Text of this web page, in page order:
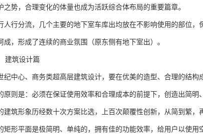
之势，合理变化的体量也成为活跃综合体布局的重要篇章。
人行分流，几个主要的地下室车库出均放在不影响使用的部位
成，形成了连续的商业氛围（原东侧有地下室出）。
筑设计篇
纪中心、商务类超高层建筑设计，要在优美的造型、合理的结构
原则是：必须在保证使用效率和合理成本的前提下，创造出简明
建筑形象历经数十次方案比选，上百次颠覆性创新，从简到繁，
矩形平面是极简明、单纯的，拥有佳的功能效率，给用户以使用